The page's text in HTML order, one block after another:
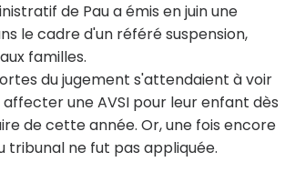
de Pau a émis en juin une
le cadre d'un référé suspension,
familles.
du jugement s'attendaient à voir
une AVSI pour leur enfant dès
de cette année. Or, une fois encore
tribunal ne fut pas appliquée.